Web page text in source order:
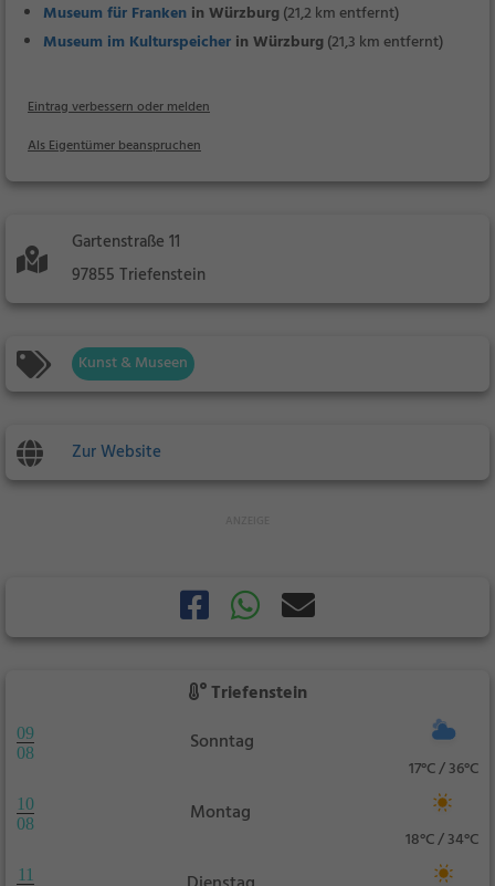
Museum für Franken in Würzburg(21,2 km entfernt)
Museum im Kulturspeicher in Würzburg(21,3 km entfernt)
Eintrag verbessern oder melden
Als Eigentümer beanspruchen
Gartenstraße 11
97855 Triefenstein
Kunst & Museen
Zur Website
Triefenstein
09
08
Sonntag
17°C / 36°C
10
08
Montag
18°C / 34°C
11